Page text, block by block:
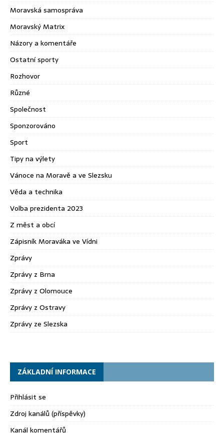
Moravská samospráva
Moravský Matrix
Názory a komentáře
Ostatní sporty
Rozhovor
Různé
Společnost
Sponzorováno
Sport
Tipy na výlety
Vánoce na Moravě a ve Slezsku
Věda a technika
Volba prezidenta 2023
Z měst a obcí
Zápisník Moraváka ve Vídni
Zprávy
Zprávy z Brna
Zprávy z Olomouce
Zprávy z Ostravy
Zprávy ze Slezska
ZÁKLADNÍ INFORMACE
Přihlásit se
Zdroj kanálů (příspěvky)
Kanál komentářů